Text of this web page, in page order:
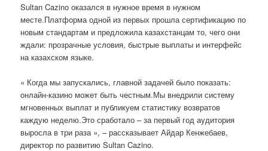
Sultan Cazino оказался в нужное время в нужном
месте.Платформа одной из первых прошла сертификацию по
новым стандартам и предложила казахстанцам то, чего они
ждали: прозрачные условия, быстрые выплаты и интерфейс
на казахском языке.
« Когда мы запускались, главной задачей было показать:
онлайн-казино может быть честным.Мы внедрили систему
мгновенных выплат и публикуем статистику возвратов
каждую неделю.Это сработало – за первый год аудитория
выросла в три раза », – рассказывает Айдар Кенжебаев,
директор по развитию Sultan Cazino.